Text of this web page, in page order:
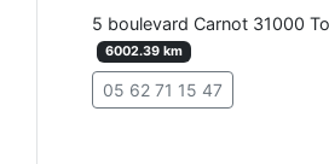
5 boulevard Carnot 31000
6002.39 km
05 62 71 15 47